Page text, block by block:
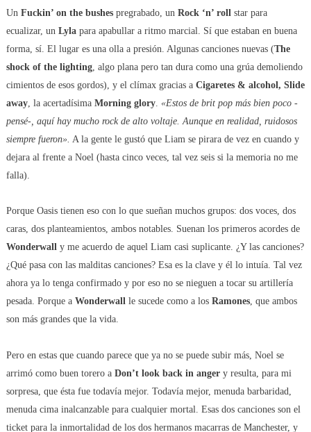
Un Fuckin’ on the bushespregrabado, un Rock ‘n’ roll star para
ecualizar, un Lylapara apabullar a ritmo marcial. Sí que estaban en buena
forma, sí. El lugar es una olla a presión. Algunas canciones nuevas (The
shock of the lighting, algo plana pero tan dura como una grúa demoliendo
cimientos de esos gordos), y el clímax gracias a Cigaretes & alcohol, Slide
away, la acertadísima Morning glory. «Estos de brit pop más bien poco -
pensé-, aquí hay mucho rock de alto voltaje. Aunque en realidad, ruidosos
siempre fueron». A la gente le gustó que Liam se pirara de vez en cuando y
dejara al frente a Noel (hasta cinco veces, tal vez seis si la memoria no me
falla).
Porque Oasis tienen eso con lo que sueñan muchos grupos: dos voces, dos
caras, dos planteamientos, ambos notables. Suenan los primeros acordes de
Wonderwall y me acuerdo de aquel Liam casi suplicante. ¿Y las canciones?
¿Qué pasa con las malditas canciones? Esa es la clave y él lo intuía. Tal vez
ahora ya lo tenga confirmado y por eso no se nieguen a tocar su artillería
pesada. Porque a Wonderwall le sucede como a los Ramones, que ambos
son más grandes que la vida.
Pero en estas que cuando parece que ya no se puede subir más, Noel se
arrimó como buen torero a Don’t look back in angery resulta, para mi
sorpresa, que ésta fue todavía mejor. Todavía mejor, menuda barbaridad,
menuda cima inalcanzable para cualquier mortal. Esas dos canciones son el
ticket para la inmortalidad de los dos hermanos macarras de Manchester, y